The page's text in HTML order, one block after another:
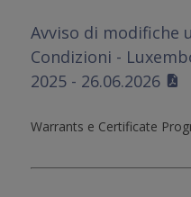
Avviso di modifiche
Condizioni -
2025 - 26.06.2026
Warrants e Certificate